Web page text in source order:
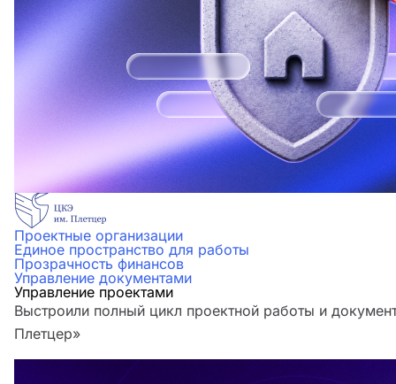
Проектные организации
Единое пространство для работы
Прозрачность финансов
Управление документами
Управление проектами
Выстроили полный цикл проектной работы и
Плетцер»